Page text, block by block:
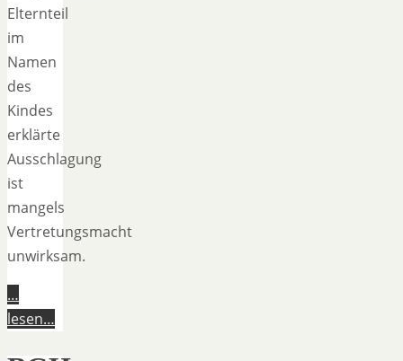
Elternteil
im
Namen
des
Kindes
erklärte
Ausschlagung
ist
mangels
Vertretungsmacht
unwirksam.
…
lesen…